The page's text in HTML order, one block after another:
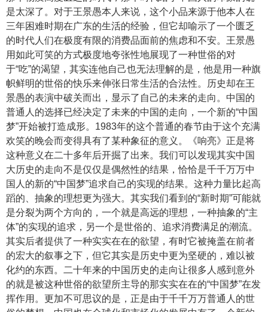
是太深了。对于王景愚本人来说，这个小品来源于他本人在
三年困难时期在广东的生活的经验，但它却喻示了一个匮乏
的时代人们在极度有限的消费品面前的焦虑和不安。王景愚
用如此可笑的方式极度地夸张性地展现了一种世俗的对
于“吃”的渴望，其实连他自己也无法理解的是，他是用一种旗
帜鲜明的世俗的快乐来伸张日常生活的合法性。历史却在王
景愚的表演中破关而出，显示了自己的未来的走向。中国的
普通人的选择已经决定了未来的中国的走向，一个新的“中国
梦”开始被打造成形。1983年的这个普通的春节由于这个充满
欢笑的晚会而变得具有了某种象征的意义。《响亮》正是将
这种意义在二十多年后开掘了出来。我们可以发现其实中国
大历史的走向不是仅仅是偶然性的结果，恰恰是千千万万中
国人的新的“中国梦”追求自己的实现的结果。这种力量比起高
蹈的、抽象的理想更为强大。其实我们看到的“新时期”可能就
是分裂为两个方向的，一个就是高远的理想，一种抽象的“主
体”的实现的追求，另一个是世俗的、追求消费满足的潮流。
其实后者提供了一种实实在在的欲望，有时它被掩盖在前者
的宏大的叙事之下，但它其实是历史中更为坚硬的，难以被
化约的东西。二十年来的中国历史的走向让很多人感到意外
的就是被这种世俗的欲望所主导的那实实在在的“中国梦”在发
挥作用。更加不可思议的是，正是由于千千万万普通人的世